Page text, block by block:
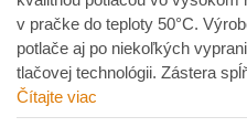
v pračke do teploty 50°C.
potlače aj po niekoľkých
tlačovej technológii. Zástera
Čítajte viac